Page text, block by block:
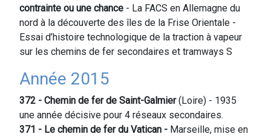
contrainte ou une chance - La FACS en Allemagne du
nord à la découverte des îles de la Frise Orientale -
Essai d’histoire technologique de la traction à vapeur
sur les chemins de fer secondaires et tramways S
Année 2015
372 - Chemin de fer de Saint-Galmier(Loire) - 1935
une année décisive pour 4 réseaux secondaires.
371 - Le chemin de fer du Vatican - Marseille, mise en